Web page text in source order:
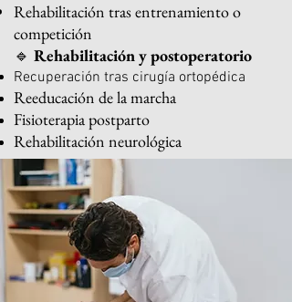
Rehabilitación tras entrenamiento o
competición
🔹 Rehabilitación y postoperatorio
Recuperación tras cirugía ortopédica
Reeducación de la marcha
Fisioterapia postparto
Rehabilitación neurológica